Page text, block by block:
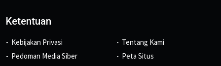
Ketentuan
Kebijakan Privasi
Pedoman Media Siber
Tentang Kami
Peta Situs